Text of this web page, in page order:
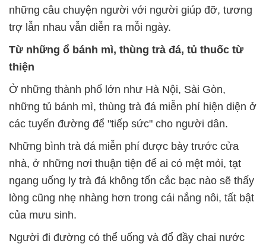
những câu chuyện người với người giúp đỡ, tương
trợ lẫn nhau vẫn diễn ra mỗi ngày.
Từ những ổ bánh mì, thùng trà đá, tủ thuốc từ
thiện
Ở những thành phố lớn như Hà Nội, Sài Gòn,
những tủ bánh mì, thùng trà đá miễn phí hiện diện ở
các tuyến đường để "tiếp sức" cho người dân.
Những bình trà đá miễn phí được bày trước cửa
nhà, ở những nơi thuận tiện để ai có mệt mỏi, tạt
ngang uống ly trà đá không tốn cắc bạc nào sẽ thấy
lòng cũng nhẹ nhàng hơn trong cái nắng nôi, tất bật
của mưu sinh.
Người đi đường có thể uống và đổ đầy chai nước